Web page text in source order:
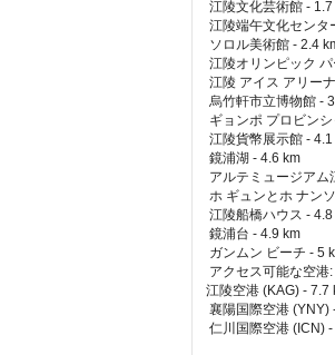
江陵文化芸術館 -
江陵端午文化センタ
ソロル美術館 - 2.4
江陵オリンピック
江陵 アイス アリー
烏竹軒市立博物館 -
ギョンポ プロビン
江陵貨幣展示館 -
鏡浦湖 - 4.6 km
アルテミュージアム
ホ ギュンとホ ナン
江陵船橋ハウス -
鏡浦台 - 4.9 km
ガンムン ビーチ - 5
アクセス可能な空港:
江陵空港 (KAG) - 7.7
襄陽国際空港 (YNY)
仁川国際空港 (ICN)